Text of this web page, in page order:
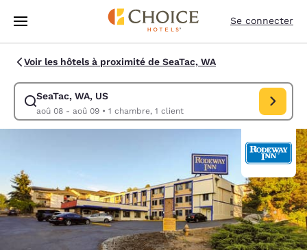
Sauter à Contenu Principal
Se connecter
Voir les hôtels à proximité de SeaTac, WA
SeaTac, WA, US
aoû 08 - aoû 09• 1 chambre, 1 client
Modifier la recherche pour SeaTac, WA, US. Date d’arrivée aoû 08,